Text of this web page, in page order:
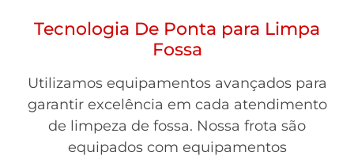
Tecnologia De Ponta para Limpa
Fossa
Utilizamos equipamentos avançados para
garantir excelência em cada atendimento
de limpeza de fossa. Nossa frota são
equipados com equipamentos